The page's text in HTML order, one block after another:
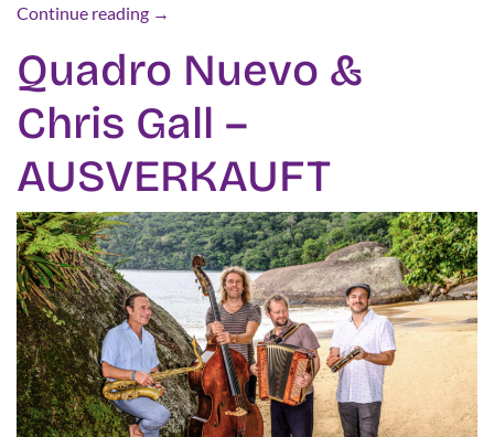
Continue reading →
Quadro Nuevo &
Chris Gall –
AUSVERKAUFT